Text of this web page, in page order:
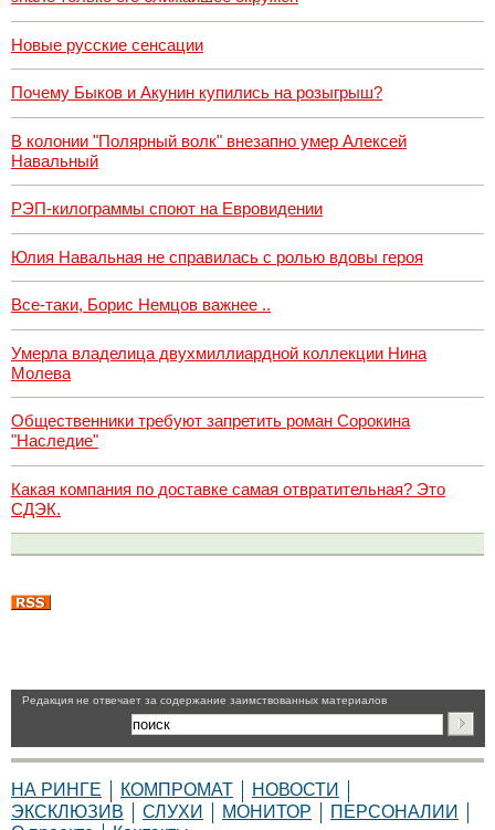
Новые русские сенсации
Почему Быков и Акунин купились на розыгрыш?
В колонии "Полярный волк" внезапно умер Алексей
Навальный
РЭП-килограммы споют на Евровидении
Юлия Навальная не справилась с ролью вдовы героя
Все-таки, Борис Немцов важнее ..
Умерла владелица двухмиллиардной коллекции Нина
Молева
Общественники требуют запретить роман Сорокина
"Наследие"
Какая компания по доставке самая отвратительная? Это
СДЭК.
Pедакция не отвечает за содержание заимствованных материалов
НА РИНГЕ КОМПРОМАТ
НОВОСТИ
ЭКСКЛЮЗИВ
СЛУХИ МОНИТОР
ПЕРСОНАЛИИ